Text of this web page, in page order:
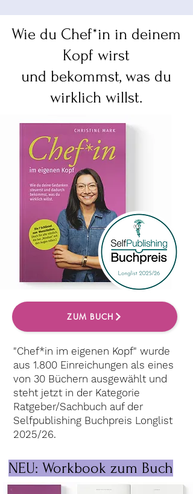
Wie du Chef*in in deinem
Kopf wirst
und bekommst, was du
wirklich willst.
ZUM BUCH
"Chef*in im eigenen Kopf" wurde
aus 1.800 Einreichungen als eines
von 30 Büchern ausgewählt und
steht jetzt in der Kategorie
Ratgeber/Sachbuch auf der
Selfpublishing Buchpreis Longlist
2025/26.
NEU: Workbook zum Buch